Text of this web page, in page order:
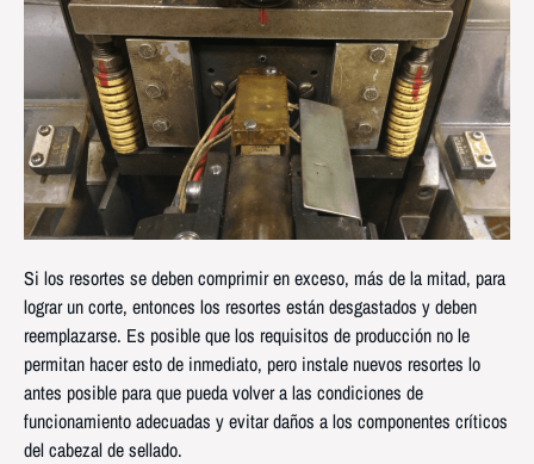
Si los resortes se deben comprimir en exceso, más de la mitad, para
lograr un corte, entonces los resortes están desgastados y deben
reemplazarse. Es posible que los requisitos de producción no le
permitan hacer esto de inmediato, pero instale nuevos resortes lo
antes posible para que pueda volver a las condiciones de
funcionamiento adecuadas y evitar daños a los componentes críticos
del cabezal de sellado.